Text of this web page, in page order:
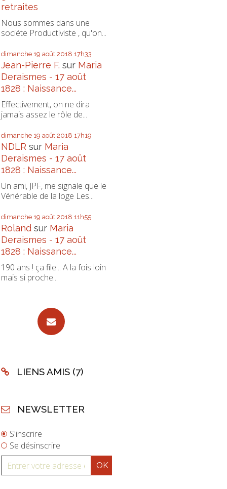
retraites
Nous sommes dans une
sociéte Productiviste , qu'on...
dimanche 19 août 2018 17h33
Jean-Pierre F. sur Maria
Deraismes - 17 août
1828 : Naissance...
Effectivement, on ne dira
jamais assez le rôle de...
dimanche 19 août 2018 17h19
NDLR sur Maria
Deraismes - 17 août
1828 : Naissance...
Un ami, JPF, me signale que le
Vénérable de la loge Les...
dimanche 19 août 2018 11h55
Roland sur Maria
Deraismes - 17 août
1828 : Naissance...
190 ans ! ça file... A la fois loin
mais si proche...
LIENS AMIS (7)
NEWSLETTER
S'inscrire
Se désinscrire